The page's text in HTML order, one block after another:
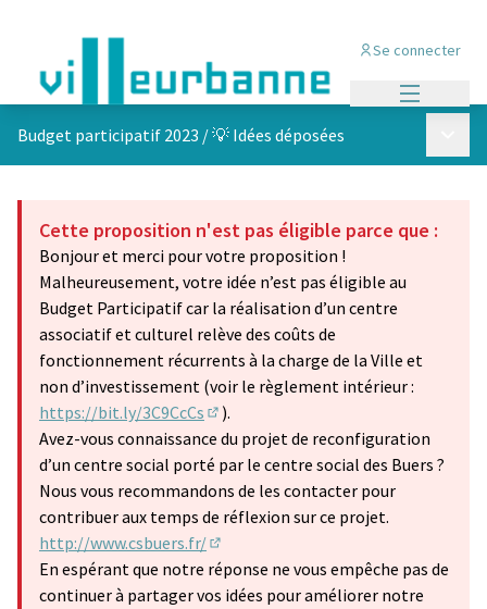
Se connecter
Budget participatif 2023 /💡 Idées déposées
Cette proposition n'est pas éligible parce que :
Bonjour et merci pour votre proposition !
Malheureusement, votre idée n’est pas éligible au
Budget Participatif car la réalisation d’un centre
associatif et culturel relève des coûts de
fonctionnement récurrents à la charge de la Ville et
non d’investissement (voir le règlement intérieur :
https://bit.ly/3C9CcCs
(Lien externe)
).
Avez-vous connaissance du projet de reconfiguration
d’un centre social porté par le centre social des Buers ?
Nous vous recommandons de les contacter pour
contribuer aux temps de réflexion sur ce projet.
http://www.csbuers.fr/
(Lien externe)
En espérant que notre réponse ne vous empêche pas de
continuer à partager vos idées pour améliorer notre